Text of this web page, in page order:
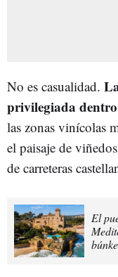
No es casualidad.
privilegiada
las zonas vinícolas
el paisaje de
de carreteras
El